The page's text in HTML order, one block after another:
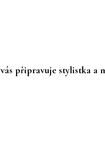
připravuje stylistka a